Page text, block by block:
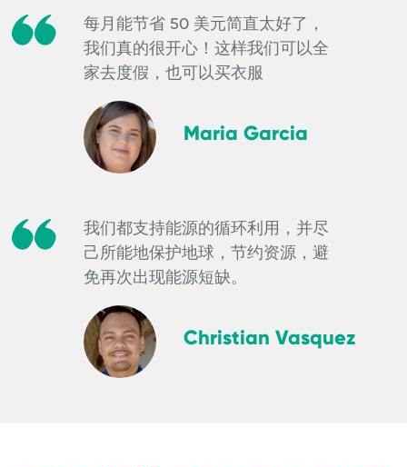
每月能节省 50 美元简直太好了，
我们真的很开心！这样我们可以全
家去度假，也可以买衣服
Maria Garcia
我们都支持能源的循环利用，并尽
己所能地保护地球，节约资源，避
免再次出现能源短缺。
Christian Vasquez